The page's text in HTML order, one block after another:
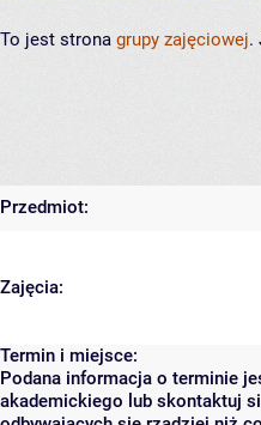
To jest strona grupy zajęciowej.
Przedmiot:
Zajęcia:
Termin i miejsce:
Podana informacja o terminie
akademickiego lub skontaktuj